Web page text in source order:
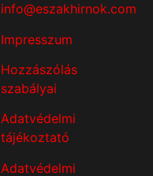
info@eszakhirnok.com
Impresszum
Hozzászólás
szabályai
Adatvédelmi
tájékoztató
Adatvédelmi